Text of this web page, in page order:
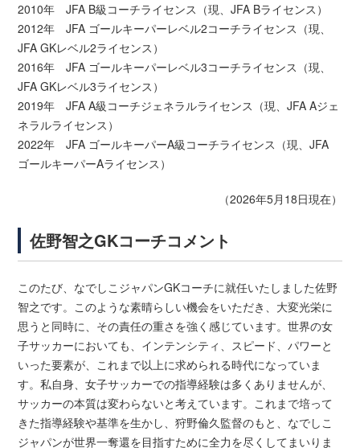
2010年 JFA B級コーチライセンス（現、JFA Bライセンス）
2012年 JFA ゴールキーパーレベル2コーチライセンス（現、
JFA GKレベル2ライセンス）
2016年 JFA ゴールキーパーレベル3コーチライセンス（現、
JFA GKレベル3ライセンス）
2019年 JFA A級コーチジェネラルライセンス（現、JFA Aジェ
ネラルライセンス）
2022年 JFA ゴールキーパーA級コーチライセンス（現、JFA
ゴールキーパーAライセンス）
（2026年5月18日現在）
佐野智之GKコーチコメント
このたび、なでしこジャパンGKコーチに就任いたしました佐野
智之です。このような素晴らしい機会をいただき、大変光栄に
思うと同時に、その責任の重さを強く感じています。世界の女
子サッカーにおいても、インテンシティ、スピード、パワーと
いった要素が、これまで以上に求められる時代になっていま
す。私自身、女子サッカーでの指導経験は多くありませんが、
サッカーの本質は変わらないと考えています。これまで培って
きた指導経験や基準を生かし、狩野倫久監督のもと、なでしこ
ジャパンが世界一奪還を目指すために全力を尽くしてまいりま